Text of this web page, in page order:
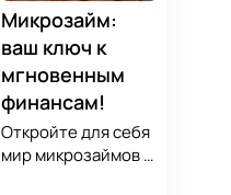
нашим
проверенным
стратегиям.
Микрозайм:
ваш ключ к
мгновенным
финансам!
Откройте для себя
мир микрозаймов с